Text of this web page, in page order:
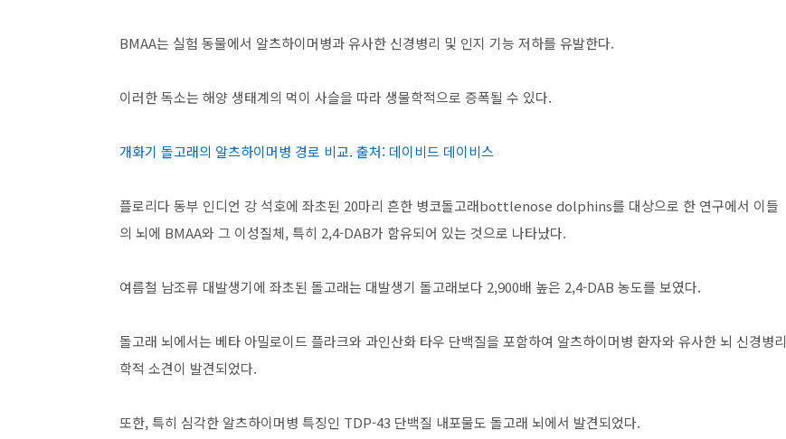
BMAA는 실험 동물에서 알츠하이머병과 유사한 신경병리 및 인지 기능 저하를 유발한다.
이러한 독소는 해양 생태계의 먹이 사슬을 따라 생물학적으로 증폭될 수 있다.
개화기 돌고래의 알츠하이머병 경로 비교. 출처: 데이비드 데이비스
플로리다 동부 인디언 강 석호에 좌초된 20마리 흔한 병코돌고래bottlenose dolphins를 대상으로 한 연구에서 이들
의 뇌에 BMAA와 그 이성질체, 특히 2,4-DAB가 함유되어 있는 것으로 나타났다.
여름철 남조류 대발생기에 좌초된 돌고래는 대발생기 돌고래보다 2,900배 높은 2,4-DAB 농도를 보였다.
돌고래 뇌에서는 베타 아밀로이드 플라크와 과인산화 타우 단백질을 포함하여 알츠하이머병 환자와 유사한 뇌 신경병리
학적 소견이 발견되었다.
또한, 특히 심각한 알츠하이머병 특징인 TDP-43 단백질 내포물도 돌고래 뇌에서 발견되었다.